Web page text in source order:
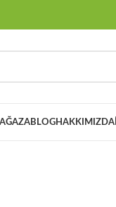
BLOGHAKKIMIZDA